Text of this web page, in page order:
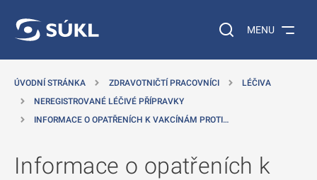
Vyhledávání na
MENU
ÚVODNÍ STRÁNKA ZDRAVOTNIČTÍ PRACOVNÍCI
LÉČIVA
NEREGISTROVANÉ LÉČIVÉ PŘÍPRAVKY
INFORMACE O OPATŘENÍCH K VAKCÍNÁM PROTI…
Informace o opatřeních k